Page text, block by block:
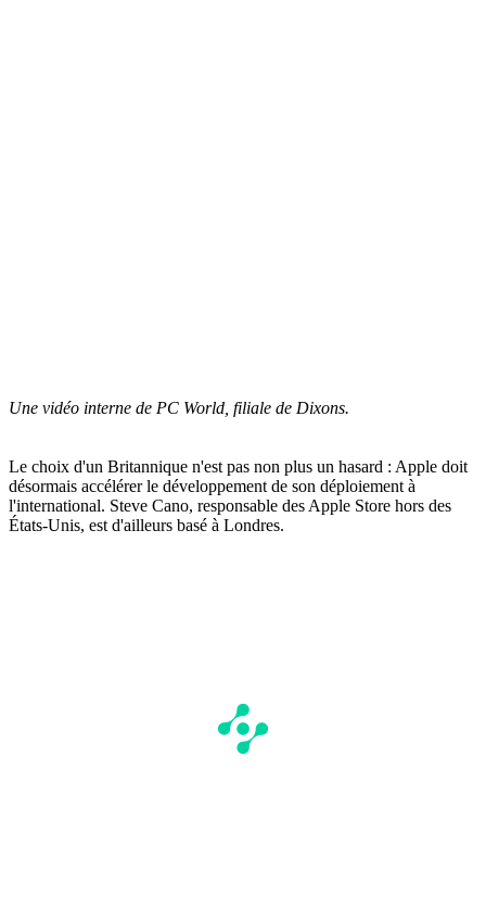
Une vidéo interne de PC World, filiale de Dixons.
Le choix d'un Britannique n'est pas non plus un hasard : Apple doit
désormais accélérer le développement de son déploiement à
l'international. Steve Cano, responsable des Apple Store hors des
États-Unis, est d'ailleurs basé à Londres.